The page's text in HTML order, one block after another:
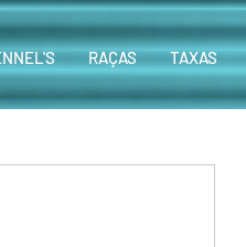
RAÇAS TAXAS